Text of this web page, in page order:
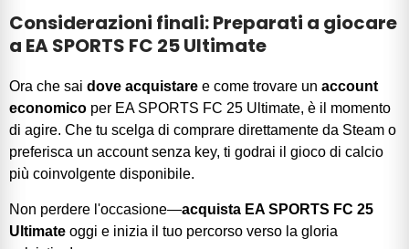
Considerazioni finali: Preparati a giocare
a EA SPORTS FC 25 Ultimate
Ora che sai dove acquistare e come trovare un account
economico per EA SPORTS FC 25 Ultimate, è il momento
di agire. Che tu scelga di comprare direttamente da Steam o
preferisca un account senza key, ti godrai il gioco di calcio
più coinvolgente disponibile.
Non perdere l'occasione—acquista EA SPORTS FC 25
Ultimate oggi e inizia il tuo percorso verso la gloria